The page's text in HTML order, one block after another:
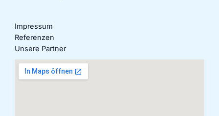
Impressum
Referenzen
Unsere Partner